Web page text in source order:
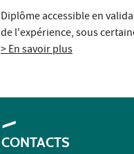
Diplôme accessible en
de l'expérience, sous
> En savoir plus
CONTACTS